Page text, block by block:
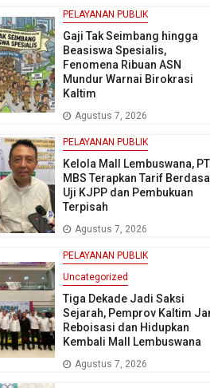
PELAYANAN PUBLIK
Gaji Tak Seimbang hingga
Beasiswa Spesialis,
Fenomena Ribuan ASN
Mundur Warnai Birokrasi
Kaltim
Agustus 7, 2026
PELAYANAN PUBLIK
Kelola Mall Lembuswana, PT
MBS Terapkan Tarif
Uji KJPP dan Pembukuan
Terpisah
Agustus 7, 2026
PELAYANAN PUBLIK
Uncategorized
Tiga Dekade Jadi Saksi
Sejarah, Pemprov Kaltim
Reboisasi dan Hidupkan
Kembali Mall Lembuswana
Agustus 7, 2026